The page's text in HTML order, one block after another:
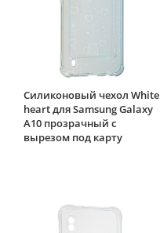
Силиконовый чехол White
heart для Samsung Galaxy
A10 прозрачный с
вырезом под карту